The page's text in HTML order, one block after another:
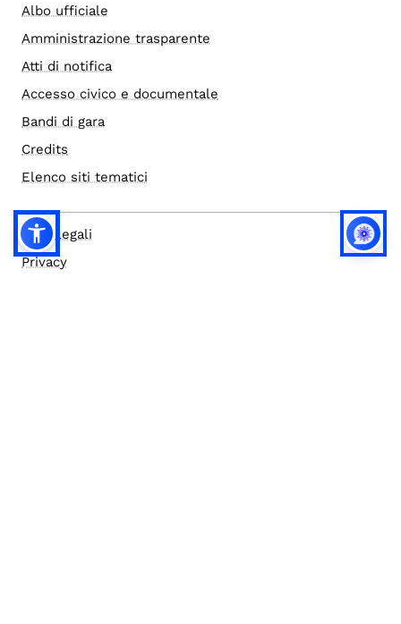
Albo ufficiale
Amministrazione trasparente
Atti di notifica
Accesso civico e documentale
Bandi di gara
Credits
Elenco siti tematici
Note legali
Privacy